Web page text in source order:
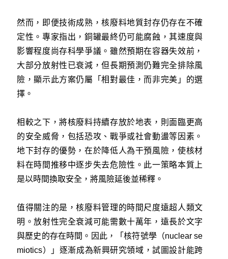
然而，即便技術成熟，核廢料地質封存仍存在不確
定性。專家指出，銅罐最終仍可能腐蝕，其速度與
影響程度尚存科學爭議。雖然預期在容器失效前，
大部分放射性已衰減，但長期預測仍難完全排除風
險，顯示此方案仍屬「相對最佳，而非完美」的選
擇。
相較之下，將核廢料持續存放於地表，則面臨更高
的安全威脅，包括恐攻、戰爭或社會動盪等因素。
地下封存的優勢，在於降低人為干預風險，使核材
料在時間推移中逐步失去危險性。此一策略本質上
是以時間換取安全，將風險延後並稀釋。
值得關注的是，核廢料管理的時間尺度遠超人類文
明。放射性完全衰減可能需數十萬年，遠長於文字
與歷史的存在時間。因此，「核符號學（nuclear se
miotics）」逐漸成為新興研究領域，試圖設計能跨